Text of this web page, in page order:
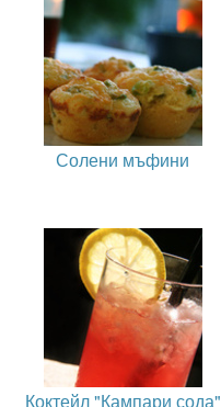
Солени мъфини
Коктейл "Кампари сода"